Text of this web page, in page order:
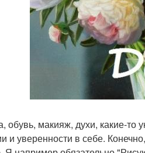
обувь, макияж, духи, какие-
и уверенности в себе.